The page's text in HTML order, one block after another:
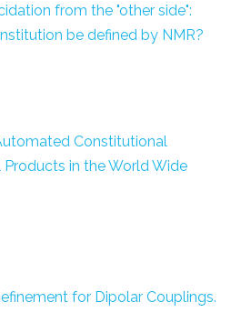
from the "other side":
be defined by NMR?
Constitutional
in the World Wide
for Dipolar Couplings.